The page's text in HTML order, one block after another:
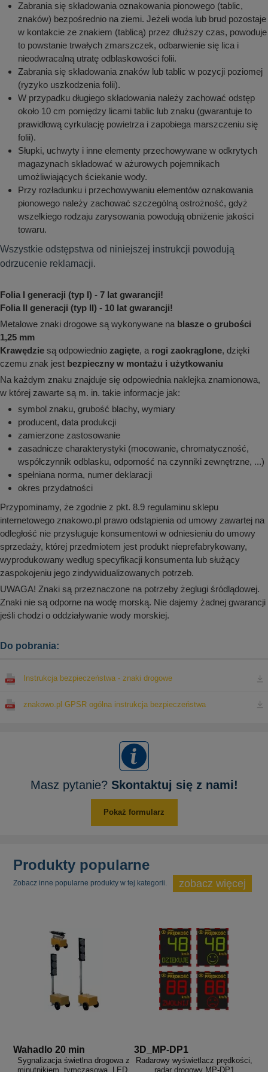
Zabrania się składowania oznakowania pionowego (tablic,
znaków) bezpośrednio na ziemi. Jeżeli woda lub brud pozostaje
w kontakcie ze znakiem (tablicą) przez dłuższy czas, powoduje
to powstanie trwałych zmarszczek, odbarwienie się lica i
nieodwracalną utratę odblaskowości folii.
Zabrania się składowania znaków lub tablic w pozycji poziomej
(ryzyko uszkodzenia folii).
W przypadku długiego składowania należy zachować odstęp
około 10 cm pomiędzy licami tablic lub znaku (gwarantuje to
prawidłową cyrkulację powietrza i zapobiega marszczeniu się
folii).
Słupki, uchwyty i inne elementy przechowywane w odkrytych
magazynach składować w ażurowych pojemnikach
umożliwiających ściekanie wody.
Przy rozładunku i przechowywaniu elementów oznakowania
pionowego należy zachować szczególną ostrożność, gdyż
wszelkiego rodzaju zarysowania powodują obniżenie jakości
towaru.
Wszystkie odstępstwa od niniejszej instrukcji powodują
odrzucenie reklamacji.
Folia I generacji (typ I) - 7 lat gwarancji!
Folia II generacji (typ II) - 10 lat gwarancji!
Metalowe znaki drogowe są wykonywane na blasze o grubości
1,25 mm
Krawędzie są odpowiednio zagięte, a rogi zaokrąglone, dzięki
czemu znak jest bezpieczny w montażu i użytkowaniu
Na każdym znaku znajduje się odpowiednia naklejka znamionowa,
w której zawarte są m. in. takie informacje jak:
symbol znaku, grubość blachy, wymiary
producent, data produkcji
zamierzone zastosowanie
zasadnicze charakterystyki (mocowanie, chromatyczność,
współczynnik odblasku, odporność na czynniki zewnętrzne, ...)
spełniana norma, numer deklaracji
okres przydatności
Przypominamy, że zgodnie z pkt. 8.9 regulaminu sklepu
internetowego znakowo.pl prawo odstąpienia od umowy zawartej na
odległość nie przysługuje konsumentowi w odniesieniu do umowy
sprzedaży, której przedmiotem jest produkt nieprefabrykowany,
wyprodukowany według specyfikacji konsumenta lub służący
zaspokojeniu jego zindywidualizowanych potrzeb.
UWAGA! Znaki są przeznaczone na potrzeby żeglugi śródlądowej.
Znaki nie są odporne na wodę morską. Nie dajemy żadnej gwarancji
jeśli chodzi o oddziaływanie wody morskiej.
Do pobrania:
Instrukcja bezpieczeństwa - znaki drogowe
znakowo.pl GPSR ogólna instrukcja bezpieczeństwa
Masz pytanie? Skontaktuj się z nami!
Pokaż formularz
Produkty popularne
Zobacz inne popularne produkty w tej kategorii. zobacz więcej
Wahadlo 20 min
Sygnalizacja świetlna drogowa z
minutnikiem, tymczasowa, LED,
3D_MP-DP1
Radarowy wyświetlacz prędkości,
radar drogowy MP-DP1